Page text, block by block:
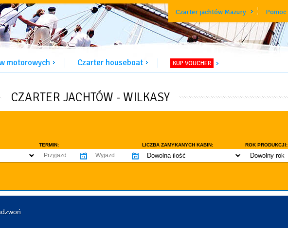
Czarter jachtów Mazury Pomoc
motorowych Czarter houseboat KUP VOUCHER
CZARTER JACHTÓW - WILKASY
TERMIN: LICZBA ZAMYKANYCH KABIN:
Dowolna ilość
co najmniej 3
ROK PRODUKCJI:
Dowolny rok
do 10 lat
licencji
Lodówka
Flybridge